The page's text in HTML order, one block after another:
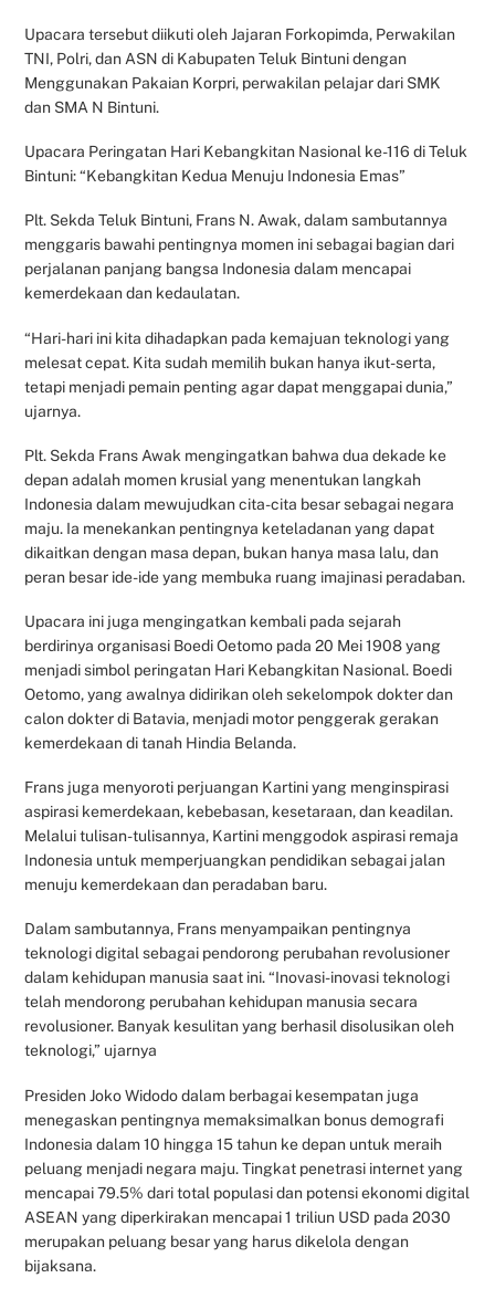
Upacara tersebut diikuti oleh Jajaran Forkopimda, Perwakilan
TNI, Polri, dan ASN di Kabupaten Teluk Bintuni dengan
Menggunakan Pakaian Korpri, perwakilan pelajar dari SMK
dan SMA N Bintuni.
Upacara Peringatan Hari Kebangkitan Nasional ke-116 di Teluk
Bintuni: “Kebangkitan Kedua Menuju Indonesia Emas”
Plt. Sekda Teluk Bintuni, Frans N. Awak, dalam sambutannya
menggaris bawahi pentingnya momen ini sebagai bagian dari
perjalanan panjang bangsa Indonesia dalam mencapai
kemerdekaan dan kedaulatan.
“Hari-hari ini kita dihadapkan pada kemajuan teknologi yang
melesat cepat. Kita sudah memilih bukan hanya ikut-serta,
tetapi menjadi pemain penting agar dapat menggapai dunia,”
ujarnya.
Plt. Sekda Frans Awak mengingatkan bahwa dua dekade ke
depan adalah momen krusial yang menentukan langkah
Indonesia dalam mewujudkan cita-cita besar sebagai negara
maju. Ia menekankan pentingnya keteladanan yang dapat
dikaitkan dengan masa depan, bukan hanya masa lalu, dan
peran besar ide-ide yang membuka ruang imajinasi peradaban.
Upacara ini juga mengingatkan kembali pada sejarah
berdirinya organisasi Boedi Oetomo pada 20 Mei 1908 yang
menjadi simbol peringatan Hari Kebangkitan Nasional. Boedi
Oetomo, yang awalnya didirikan oleh sekelompok dokter dan
calon dokter di Batavia, menjadi motor penggerak gerakan
kemerdekaan di tanah Hindia Belanda.
Frans juga menyoroti perjuangan Kartini yang menginspirasi
aspirasi kemerdekaan, kebebasan, kesetaraan, dan keadilan.
Melalui tulisan-tulisannya, Kartini menggodok aspirasi remaja
Indonesia untuk memperjuangkan pendidikan sebagai jalan
menuju kemerdekaan dan peradaban baru.
Dalam sambutannya, Frans menyampaikan pentingnya
teknologi digital sebagai pendorong perubahan revolusioner
dalam kehidupan manusia saat ini. “Inovasi-inovasi teknologi
telah mendorong perubahan kehidupan manusia secara
revolusioner. Banyak kesulitan yang berhasil disolusikan oleh
teknologi,” ujarnya
Presiden Joko Widodo dalam berbagai kesempatan juga
menegaskan pentingnya memaksimalkan bonus demografi
Indonesia dalam 10 hingga 15 tahun ke depan untuk meraih
peluang menjadi negara maju. Tingkat penetrasi internet yang
mencapai 79.5% dari total populasi dan potensi ekonomi digital
ASEAN yang diperkirakan mencapai 1 triliun USD pada 2030
merupakan peluang besar yang harus dikelola dengan
bijaksana.